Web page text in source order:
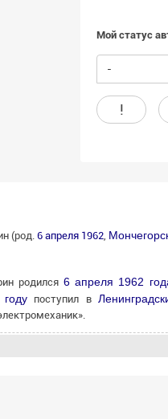
Мой статус
-
!
(род. 6 апреля 1962,
родился 6 апреля 1962
поступил в